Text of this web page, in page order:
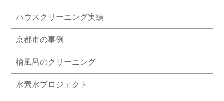
ハウスクリーニング実績
京都市の事例
檜風呂のクリーニング
水素水プロジェクト